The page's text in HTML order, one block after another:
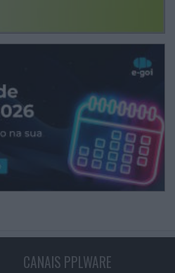
CANAIS PPLWARE